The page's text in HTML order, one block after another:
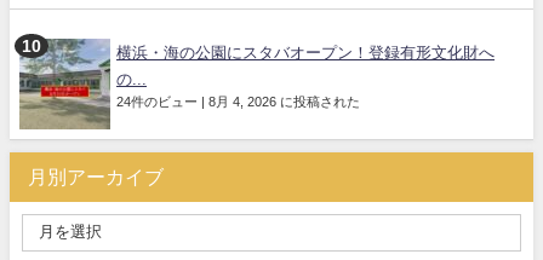
横浜・海の公園にスタバオープン！登録有形文化財へ
の...
24件のビュー | 8月 4, 2026 に投稿された
月別アーカイブ